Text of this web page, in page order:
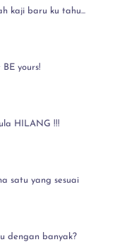
kaji baru ku tahu...
yours!
HILANG !!!
satu yang sesuai
dengan banyak?